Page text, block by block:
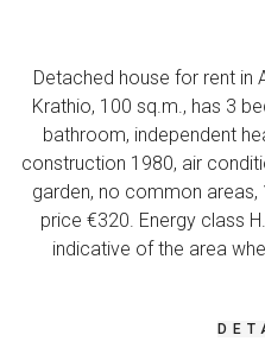
Detached house for rent in
Krathio, 100 sq.m., has 3
bathroom, independent
construction 1980, air
garden, no common
price €320. Energy class
indicative of the area